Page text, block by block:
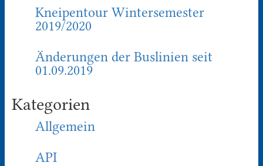
Kneipentour Wintersemester
2019/2020
Änderungen der Buslinien seit
01.09.2019
Kategorien
Allgemein
API